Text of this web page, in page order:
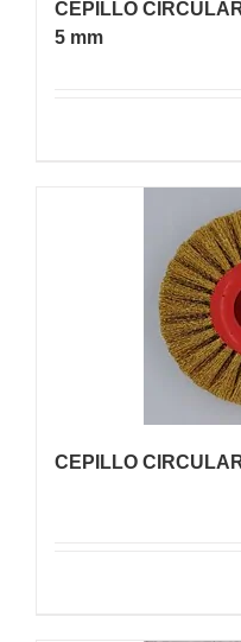
CEPILLO
5 mm
CEPILLO